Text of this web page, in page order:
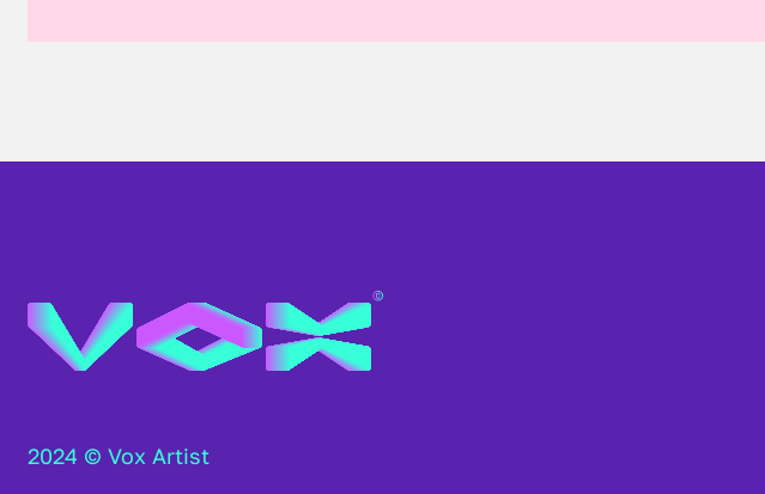
2024 © Vox Artist